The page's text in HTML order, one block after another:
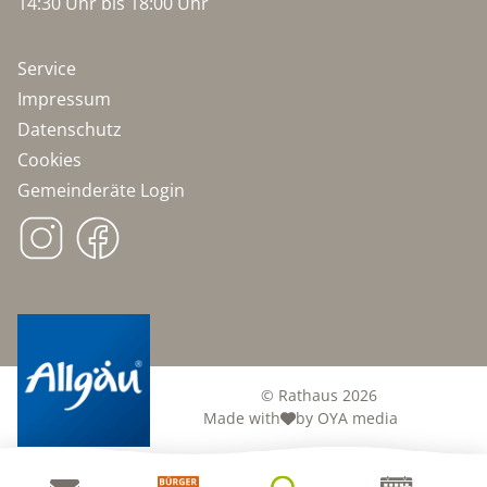
Service
Impressum
Datenschutz
Cookies
Gemeinderäte Login
© Rathaus 2026
Made with
by OYA media